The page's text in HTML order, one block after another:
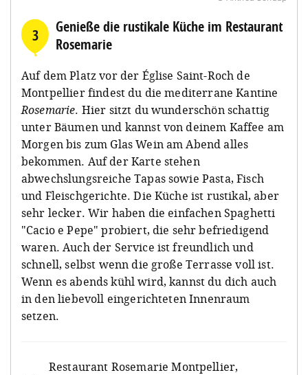
3
Genieße die rustikale Küche im Restaurant
Rosemarie
Auf dem Platz vor der Église Saint-Roch de
Montpellier findest du die mediterrane Kantine
Rosemarie. Hier sitzt du wunderschön schattig
unter Bäumen und kannst von deinem Kaffee am
Morgen bis zum Glas Wein am Abend alles
bekommen. Auf der Karte stehen
abwechslungsreiche Tapas sowie Pasta, Fisch
und Fleischgerichte. Die Küche ist rustikal, aber
sehr lecker. Wir haben die einfachen Spaghetti
"Cacio e Pepe" probiert, die sehr befriedigend
waren. Auch der Service ist freundlich und
schnell, selbst wenn die große Terrasse voll ist.
Wenn es abends kühl wird, kannst du dich auch
in den liebevoll eingerichteten Innenraum
setzen.
Restaurant Rosemarie Montpellier,